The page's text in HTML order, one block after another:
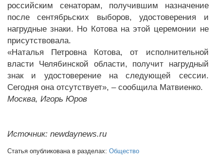
российским сенаторам, получившим назначение
после сентябрьских выборов, удостоверения и
нагрудные знаки. Но Котова на этой церемонии не
присутствовала.
«Наталья Петровна Котова, от исполнительной
власти Челябинской области, получит нагрудный
знак и удостоверение на следующей сессии.
Сегодня она отсутствует», – сообщила Матвиенко.
Москва, Игорь Юров
Источник: newdaynews.ru
Статья опубликована в разделах: Общество